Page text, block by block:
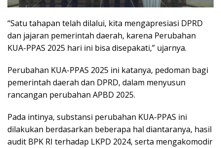
“Satu tahapan telah dilalui, kita mengapresiasi DPRD
dan jajaran pemerintah daerah, karena Perubahan
KUA-PPAS 2025 hari ini bisa disepakati,” ujarnya.
Perubahan KUA-PPAS 2025 ini katanya, pedoman bagi
pemerintah daerah dan DPRD, dalam menyusun
rancangan perubahan APBD 2025.
Pada intinya, substansi perubahan KUA-PPAS ini
dilakukan berdasarkan beberapa hal diantaranya, hasil
audit BPK RI terhadap LKPD 2024, serta mengakomodir